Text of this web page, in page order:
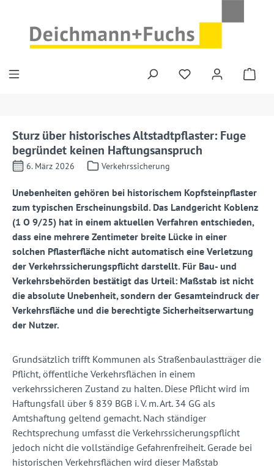
Sturz über historisches Altstadtpflaster: Fuge
begründet keinen Haftungsanspruch
6. März 2026 Verkehrssicherung
Unebenheiten gehören bei historischem Kopfsteinpflaster
zum typischen Erscheinungsbild. Das Landgericht Koblenz
(1 O 9/25) hat in einem aktuellen Verfahren entschieden,
dass eine mehrere Zentimeter breite Lücke in einer
solchen Pflasterfläche nicht automatisch eine Verletzung
der Verkehrssicherungspflicht darstellt. Für Bau- und
Verkehrsbehörden bestätigt das Urteil: Maßstab ist nicht
die absolute Unebenheit, sondern der Gesamteindruck der
Verkehrsfläche und die berechtigte Sicherheitserwartung
der Nutzer.
Grundsätzlich trifft Kommunen als Straßenbaulastträger die
Pflicht, öffentliche Verkehrsflächen in einem
verkehrssicheren Zustand zu halten. Diese Pflicht wird im
Haftungsfall über § 839 BGB i. V. m. Art. 34 GG als
Amtshaftung geltend gemacht. Nach ständiger
Rechtsprechung umfasst die Verkehrssicherungspflicht
jedoch nicht die vollständige Gefahrenfreiheit. Gerade bei
historischen Verkehrsflächen wird dieser Maßstab